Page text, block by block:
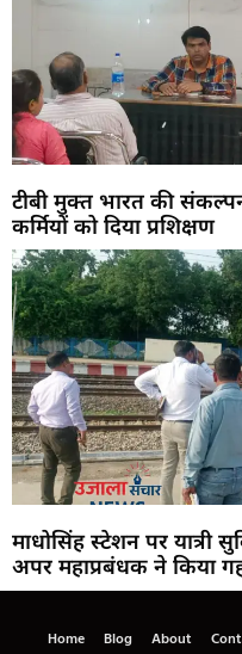
टीबी मुक्त भारत की
कर्मियों को दिया प्रशिक्षण
माधोसिंह स्टेशन पर यात्री
अपर महाप्रबंधक ने किया
Home Blog About